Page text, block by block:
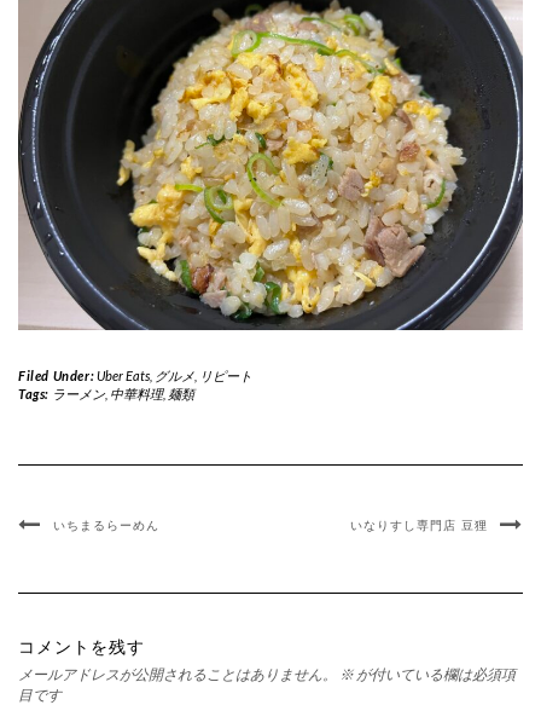
Filed Under:Uber Eats, グルメ, リピート
Tags: ラーメン, 中華料理, 麺類
いちまるらーめん いなりすし専門店 豆狸
コメントを残す
メールアドレスが公開されることはありません。 ※ が付いている欄は必須項
目です